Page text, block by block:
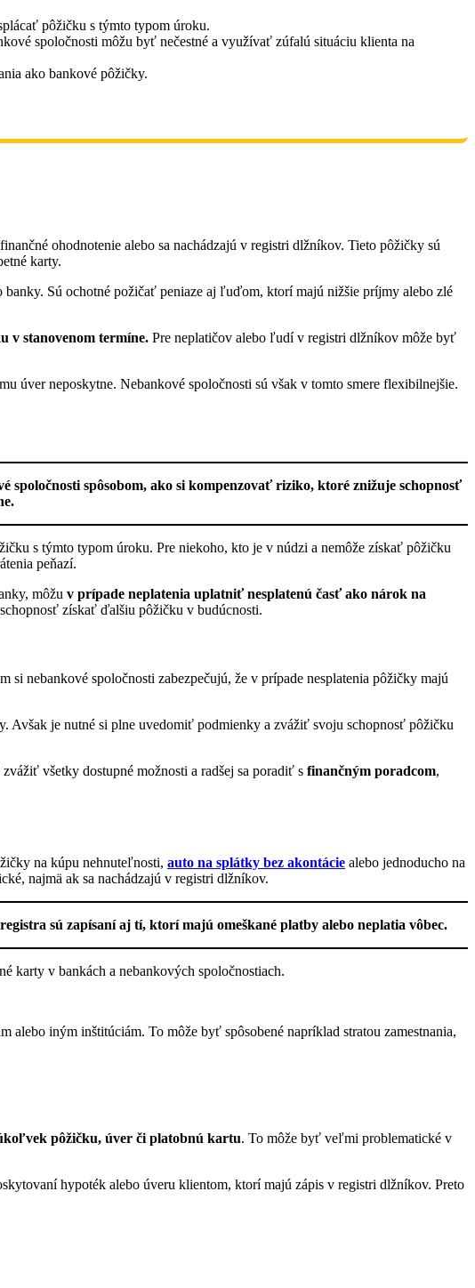
pôžičku s týmto typom úroku.
spoločnosti môžu byť nečestné a využívať zúfalú situáciu klienta na
ako bankové pôžičky.
ohodnotenie alebo sa nachádzajú v registri dlžníkov. Tieto pôžičky sú
karty.
Sú ochotné požičať peniaze aj ľuďom, ktorí majú nižšie príjmy alebo zlé
v stanovenom termíne. Pre neplatičov alebo ľudí v registri dlžníkov môže byť
úver neposkytne. Nebankové spoločnosti sú však v tomto smere flexibilnejšie.
spôsobom, ako si kompenzovať riziko, ktoré znižuje schopnosť
s týmto typom úroku. Pre niekoho, kto je v núdzi a nemôže získať pôžičku
peňazí.
môžu v prípade neplatenia uplatniť nesplatenú časť ako nárok na
získať ďalšiu pôžičku v budúcnosti.
si nebankové spoločnosti zabezpečujú, že v prípade nesplatenia pôžičky majú
Avšak je nutné si plne uvedomiť podmienky a zvážiť svoju schopnosť pôžičku
všetky dostupné možnosti a radšej sa poradiť s finančným poradcom,
na kúpu nehnuteľnosti, auto na splátky bez akontácie alebo jednoducho na
najmä ak sa nachádzajú v registri dlžníkov.
sú zapísaní aj tí, ktorí majú omeškané platby alebo neplatia vôbec.
karty v bankách a nebankových spoločnostiach.
alebo iným inštitúciám. To môže byť spôsobené napríklad stratou zamestnania,
pôžičku, úver či platobnú kartu. To môže byť veľmi problematické v
hypoték alebo úveru klientom, ktorí majú zápis v registri dlžníkov. Preto